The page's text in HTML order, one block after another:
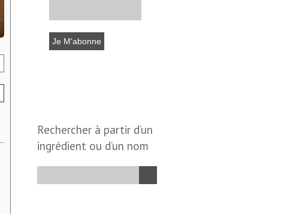
Rechercher à partir d’un
ingrédient ou d’un nom